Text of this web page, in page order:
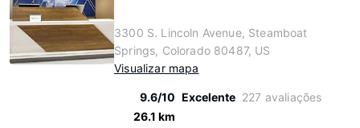
3300 S. Lincoln Avenue, Steamboat
Springs, Colorado 80487, US
Visualizar mapa
9.6/10 Excelente 227 avaliações
26.1 km